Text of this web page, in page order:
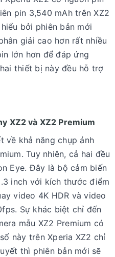
pin 3,540 mAh trên XZ2
bởi phiên bản mới
giải cao hơn rất nhiều
lớn hơn để đáp ứng
thiết bị này đều hỗ trợ
XZ2 và XZ2 Premium
về khả năng chụp ảnh
Tuy nhiên, cả hai đều
Eye. Đây là bộ cảm biến
inch với kích thước điểm
video 4K HDR và video
Sự khác biệt chỉ đến
mẫu XZ2 Premium có
này trên Xperia XZ2 chỉ
thì phiên bản mới sẽ